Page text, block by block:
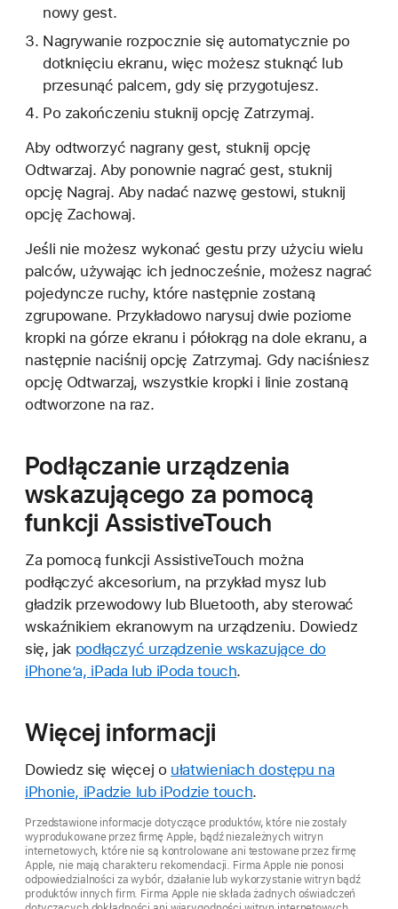
nowy gest.
Nagrywanie rozpocznie się automatycznie po
dotknięciu ekranu, więc możesz stuknąć lub
przesunąć palcem, gdy się przygotujesz.
Po zakończeniu stuknij opcję Zatrzymaj.
Aby odtworzyć nagrany gest, stuknij opcję
Odtwarzaj. Aby ponownie nagrać gest, stuknij
opcję Nagraj. Aby nadać nazwę gestowi, stuknij
opcję Zachowaj.
Jeśli nie możesz wykonać gestu przy użyciu wielu
palców, używając ich jednocześnie, możesz nagrać
pojedyncze ruchy, które następnie zostaną
zgrupowane. Przykładowo narysuj dwie poziome
kropki na górze ekranu i półokrąg na dole ekranu, a
następnie naciśnij opcję Zatrzymaj. Gdy naciśniesz
opcję Odtwarzaj, wszystkie kropki i linie zostaną
odtworzone na raz.
Podłączanie urządzenia
wskazującego za pomocą
funkcji AssistiveTouch
Za pomocą funkcji AssistiveTouch można
podłączyć akcesorium, na przykład mysz lub
gładzik przewodowy lub Bluetooth, aby sterować
wskaźnikiem ekranowym na urządzeniu. Dowiedz
się, jak podłączyć urządzenie wskazujące do
iPhone’a, iPada lub iPoda touch.
Więcej informacji
Dowiedz się więcej o ułatwieniach dostępu na
iPhonie, iPadzie lub iPodzie touch.
Przedstawione informacje dotyczące produktów, które nie zostały
wyprodukowane przez firmę Apple, bądź niezależnych witryn
internetowych, które nie są kontrolowane ani testowane przez firmę
Apple, nie mają charakteru rekomendacji. Firma Apple nie ponosi
odpowiedzialności za wybór, działanie lub wykorzystanie witryn bądź
produktów innych firm. Firma Apple nie składa żadnych oświadczeń